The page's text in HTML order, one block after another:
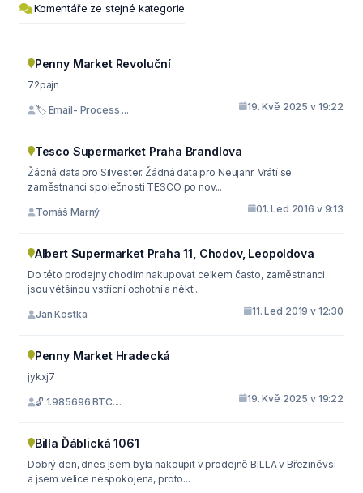
Komentáře ze stejné kategorie
Penny Market Revoluční
72pajn
🏷 Email- Process ... 19. Kvě 2025 v 19:22
Tesco Supermarket Praha Brandlova
Žádná data pro Silvester. Žádná data pro Neujahr. Vrátí se
zaměstnanci společnosti TESCO po nov...
Tomáš Marný 01. Led 2016 v 9:13
Albert Supermarket Praha 11, Chodov, Leopoldova
Do této prodejny chodím nakupovat celkem často, zaměstnanci
jsou většinou vstřícní ochotní a někt...
Jan Kostka 11. Led 2019 v 12:30
Penny Market Hradecká
jykxj7
🔓 1.985696 BTC.... 19. Kvě 2025 v 19:22
Billa Ďáblická 1061
Dobrý den, dnes jsem byla nakoupit v prodejně BILLA v Březiněvsi
a jsem velice nespokojena, proto...